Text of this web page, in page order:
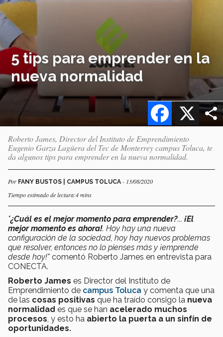
5 tips para emprender en la
nueva normalidad
X
Facebook
Roberto James, Director del Instituto de Emprendimiento
Eugenio Garza Lagüera del Tec de Monterrey campus Toluca, te
da algunos tips para emprender en la nueva normalidad.
Por FANY BUSTOS | CAMPUS TOLUCA - 13/08/2020
Tiempo estimado de lectura:4 mins
"¿Cuál es el mejor momento para emprender?... ¡El
mejor momento es ahora!. Hoy hay una nueva
configuración de la sociedad, hoy hay nuevos problemas
que resolver, entonces no lo pienses más y ¡emprende
desde hoy!" comentó Roberto James en entrevista para
CONECTA.
Roberto James es Director del Instituto de
Emprendimiento de campus Toluca y comenta que una
de las cosas positivas que ha traído consigo la nueva
normalidad es que se han acelerado muchos
procesos , y esto ha abierto la puerta a un sinfín de
oportunidades.